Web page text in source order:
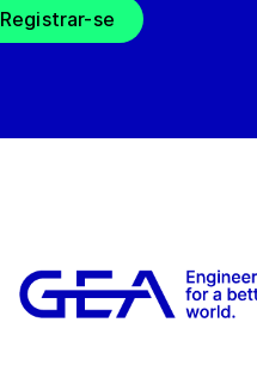
Registrar-se